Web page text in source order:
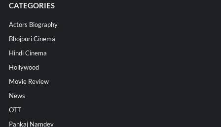
CATEGORIES
Actors Biography
Bhojpuri Cinema
Hindi Cinema
Hollywood
Movie Review
News
OTT
Pankaj Namdev